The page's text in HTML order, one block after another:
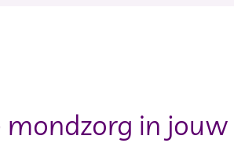
mondzorg in jouw